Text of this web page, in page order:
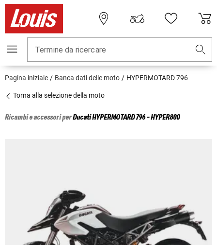
Termine da ricercare
Pagina iniziale Banca dati delle moto HYPERMOTARD 796
Torna alla selezione della moto
Ricambi e accessori perDucatiHYPERMOTARD 796 - HYPER800